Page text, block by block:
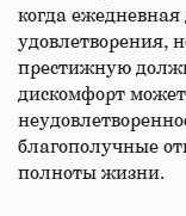
когда ежедневная
удовлетворения,
престижную
дискомфорт
благополучные
полноты жизни.